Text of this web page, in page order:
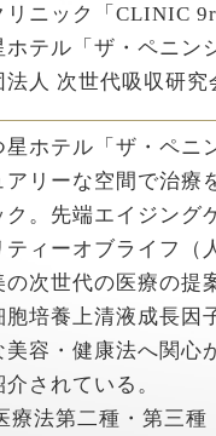
リニック「CLINIC
ホテル「ザ・ペニン
法人 次世代吸収研究
星ホテル「ザ・ペニ
アリーな空間で治療
ク。先端エイジング
ティーオブライフ（
の次世代の医療の提
胞培養上清液成長因
美容・健康法へ関心
されている。
療法第二種・第三